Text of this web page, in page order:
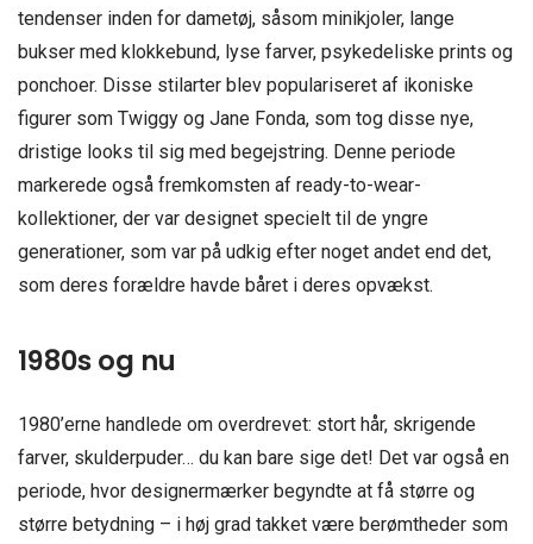
tendenser inden for dametøj, såsom minikjoler, lange
bukser med klokkebund, lyse farver, psykedeliske prints og
ponchoer. Disse stilarter blev populariseret af ikoniske
figurer som Twiggy og Jane Fonda, som tog disse nye,
dristige looks til sig med begejstring. Denne periode
markerede også fremkomsten af ready-to-wear-
kollektioner, der var designet specielt til de yngre
generationer, som var på udkig efter noget andet end det,
som deres forældre havde båret i deres opvækst.
1980s og nu
1980’erne handlede om overdrevet: stort hår, skrigende
farver, skulderpuder… du kan bare sige det! Det var også en
periode, hvor designermærker begyndte at få større og
større betydning – i høj grad takket være berømtheder som